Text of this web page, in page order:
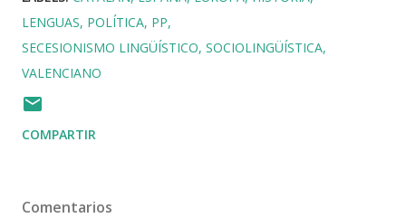
LENGUAS POLÍTICA PP
SECESIONISMO LINGÜÍSTICO SOCIOLINGÜÍSTICA
VALENCIANO
COMPARTIR
Comentarios